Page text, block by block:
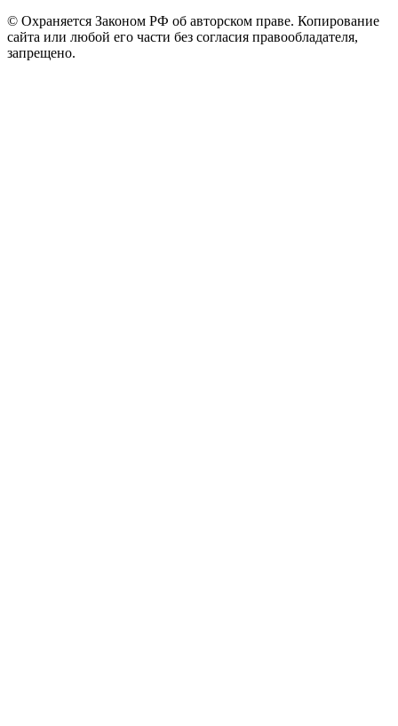
© Охраняется Законом РФ об авторском праве. Копирование
сайта или любой его части без согласия правообладателя,
запрещено.